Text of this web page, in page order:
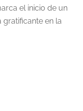
el inicio de un
gratificante en la